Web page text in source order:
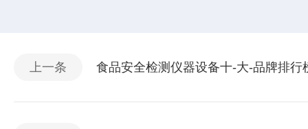
上一条 食品安全检测仪器设备十-大-品牌排行